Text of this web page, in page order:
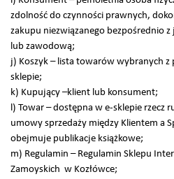
zdolność do czynności prawnych,
zakupu niezwiązanego bezpośrednio z
lub zawodową;
j) Koszyk – lista towarów wybranych
sklepie;
k) Kupujący –klient lub konsument;
l) Towar – dostępna w e-sklepie rzecz
umowy sprzedaży między Klientem a
obejmuje publikacje książkowe;
m) Regulamin – Regulamin Sklepu
Zamoyskich w Kozłówce;